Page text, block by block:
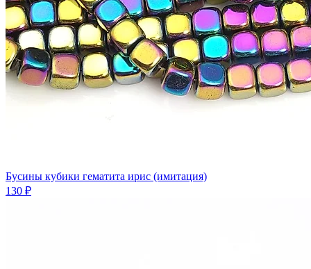
Бусины кубики гематита ирис (имитация)
130 ₽